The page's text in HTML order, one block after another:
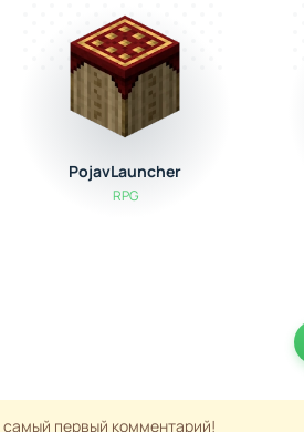
PojavLauncher
RPG
самый первый комментарий!